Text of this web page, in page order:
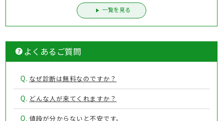
一覧を見る
よくあるご質問
Q. なぜ診断は無料なのですか？
Q. どんな人が来てくれますか？
Q. 値段が分からないと不安です。